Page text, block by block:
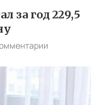
за год 229,5